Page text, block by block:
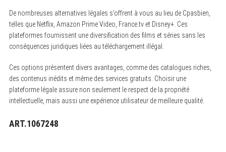
De nombreuses alternatives légales s’offrent à vous au lieu de Cpasbien,
telles que Netflix, Amazon Prime Video, France.tv et Disney+. Ces
plateformes fournissent une diversification des films et séries sans les
conséquences juridiques liées au téléchargement illégal.
Ces options présentent divers avantages, comme des catalogues riches,
des contenus inédits et même des services gratuits. Choisir une
plateforme légale assure non seulement le respect de la propriété
intellectuelle, mais aussi une expérience utilisateur de meilleure qualité.
ART.1067248